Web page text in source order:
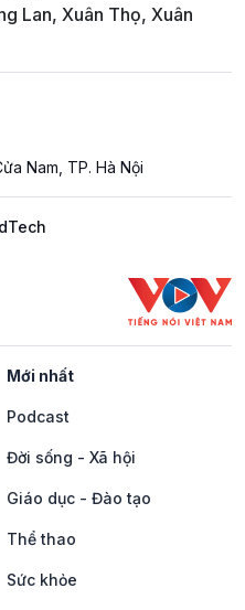
Lan, Xuân Thọ, Xuân
Nam, TP. Hà Nội
Mới nhất
Podcast
Đời sống - Xã hội
Giáo dục - Đào tạo
Thể thao
Sức khỏe